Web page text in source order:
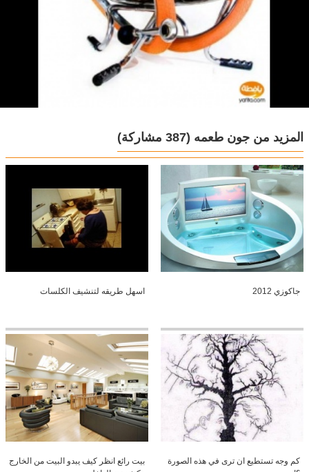
المزيد من جون طعمه (387 مشاركة)
جاكوزي 2012 اسهل طريقه لتنشيف الكلسات
كم وجه تستطيع ان ترى في هذه الصورة
بيت رائع انظر كيف يبدو البيت من الخارج